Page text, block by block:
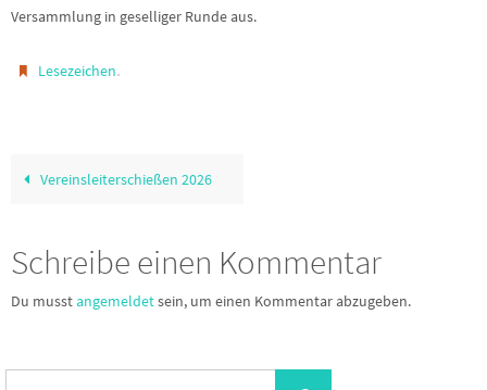
Versammlung in geselliger Runde aus.
Lesezeichen.
Vereinsleiterschießen 2026
Schreibe einen Kommentar
Du musstangemeldetsein, um einen Kommentar abzugeben.